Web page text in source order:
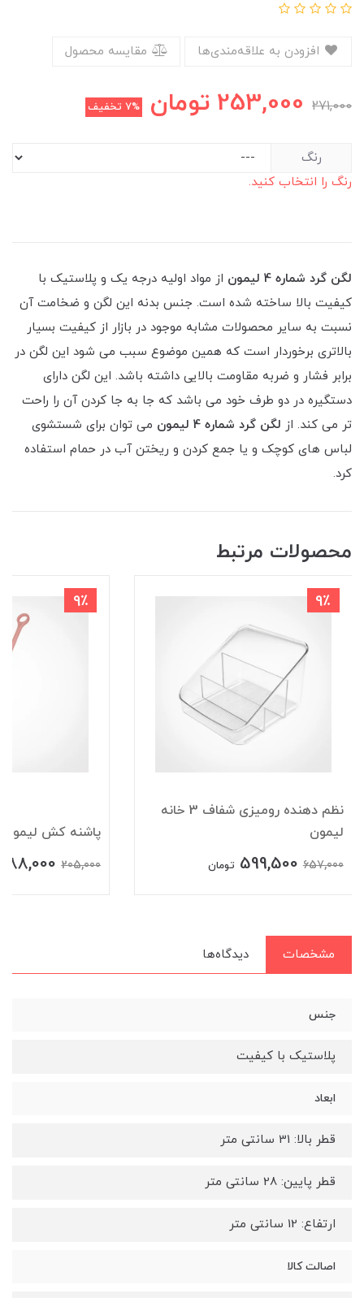
مقایسه محصول
271,000
253,000 تومان 7% تخفیف
رنگ
رنگ را انتخاب کنید.
لگن گرد شماره 4 لیمون
از مواد اولیه درجه یک و پلاستیک با
کیفیت بالا ساخته شده است. جنس بدنه این لگن و ضخامت آن
نسبت به سایر محصولات مشابه موجود در بازار از کیفیت بسیار
بالاتری برخوردار است که همین موضوع سبب می شود این لگن در
برابر فشار و ضربه مقاومت بالایی داشته باشد. این لگن دارای
دستگیره در دو طرف خود می باشد که جا به جا کردن آن را راحت
تر می کند. از لگن گرد شماره 4 لیمون
می توان برای شستشوی
لباس های کوچک و یا جمع کردن و ریختن آب در حمام استفاده
کرد.
محصولات مرتبط
9٪
نظم دهنده رومیزی شفاف 3 خانه
لیمون
657,000
599,500 تومان
9٪
پاشنه کش لیمون
205,000
188,000
مشخصات دیدگاه‌ها
جنس
پلاستیک با کیفیت
ابعاد
قطر بالا: 31 سانتی متر
قطر پایین: 28 سانتی متر
ارتفاع: 12 سانتی متر
اصالت کالا